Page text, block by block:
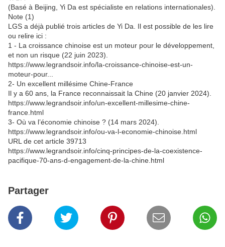
(Basé à Beijing, Yi Da est spécialiste en relations internationales).
Note (1)
LGS a déjà publié trois articles de Yi Da. Il est possible de les lire
ou relire ici :
1 - La croissance chinoise est un moteur pour le développement,
et non un risque (22 juin 2023).
https://www.legrandsoir.info/la-croissance-chinoise-est-un-
moteur-pour...
2- Un excellent millésime Chine-France
Il y a 60 ans, la France reconnaissait la Chine (20 janvier 2024).
https://www.legrandsoir.info/un-excellent-millesime-chine-
france.html
3- Où va l’économie chinoise ? (14 mars 2024).
https://www.legrandsoir.info/ou-va-l-economie-chinoise.html
URL de cet article 39713
https://www.legrandsoir.info/cinq-principes-de-la-coexistence-
pacifique-70-ans-d-engagement-de-la-chine.html
Partager